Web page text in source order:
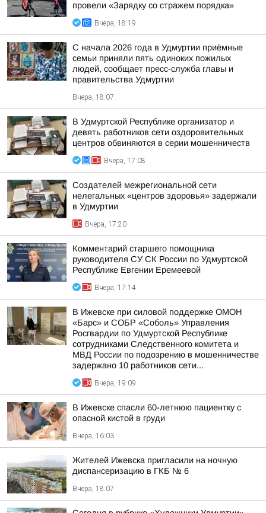
провели «Зарядку со стражем порядка»
Вчера, 18:19
С начала 2026 года в Удмуртии приёмные
семьи приняли пять одиноких пожилых
людей, сообщает пресс-служба главы и
правительства Удмуртии
Вчера, 18:07
В Удмуртской Республике организатор и
девять работников сети оздоровительных
центров обвиняются в серии мошенничеств
Вчера, 17:08
Создателей межрегиональной сети
нелегальных «центров здоровья» задержали
в Удмуртии
Вчера, 17:20
Комментарий старшего помощника
руководителя СУ СК России по Удмуртской
Республике Евгении Еремеевой
Вчера, 17:14
В Ижевске при силовой поддержке ОМОН
«Барс» и СОБР «Соболь» Управления
Росгвардии по Удмуртской Республике
сотрудниками Следственного комитета и
МВД России по подозрению в мошенничестве
задержано 10 работников сети...
Вчера, 19:09
В Ижевске спасли 60-летнюю пациентку с
опасной кистой в груди
Вчера, 16:03
Жителей Ижевска пригласили на ночную
диспансеризацию в ГКБ № 6
Вчера, 18:07